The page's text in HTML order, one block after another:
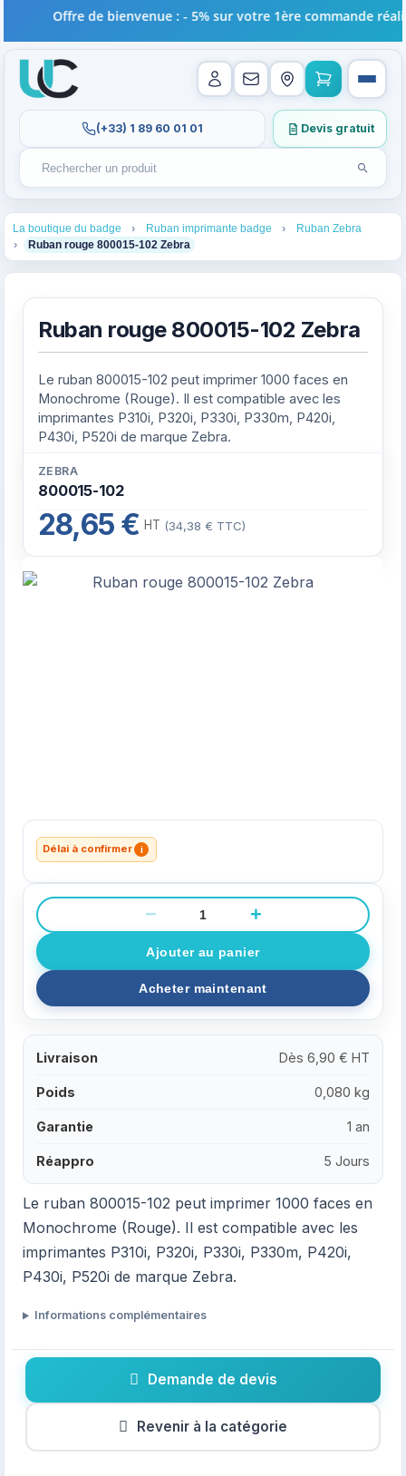
Rechercher un produit
Recherches récentes au focus. Tapez au moins 2
Lancer
(+33) 1 89 60 01 01 Devis gratuit
Offre de bienvenue : - 5% sur votre 1ère commande
La boutique du badge Ruban imprimante badge Ruban Zebra
Ruban rouge 800015-102 Zebra 4
Ruban rouge 800015-102 Zebra
Le ruban 800015-102 peut imprimer 1000 faces en
Monochrome (Rouge). Il est compatible avec les
imprimantes P310i, P320i, P330i, P330m, P420i,
P430i, P520i de marque Zebra.
ZEBRA
800015-102
28,65 € HT (34,38 € TTC)
Délai à confirmer i
− +
Livraison Dès 6,90 € HT
Poids 0,080 kg
Garantie 1 an
Réappro 5 Jours
Le ruban 800015-102 peut imprimer 1000 faces en
Monochrome (Rouge). Il est compatible avec les
imprimantes P310i, P320i, P330i, P330m, P420i,
P430i, P520i de marque Zebra.
Informations complémentaires
Demande de devis
Revenir à la catégorie